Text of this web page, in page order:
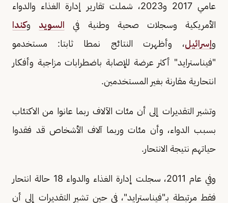
عامي 2017 و2023، شملت تقارير إدارة الغذاء والدواء
الأمريكية وسجلات صحية وطنية في السويد وكندا
وإسرائيل، وأظهرت النتائج نمطا ثابتا: مستخدمو
"فيناسترايد" أكثر عرضة للإصابة باضطرابات مزاجية وأفكار
انتحارية مقارنة بغير المستخدمين.
وتشير التقديرات إلى أن مئات الآلاف ربما عانوا من الاكتئاب
بسبب الدواء، وأن مئات وربما آلاف الأشخاص قد فقدوا
حياتهم نتيجة الانتحار.
وفي عام 2011، سجلت إدارة الغذاء والدواء 18 حالة انتحار
فقط مرتبطة بـ"فيناسترايد"، في حين تشير التقديرات إلى أن